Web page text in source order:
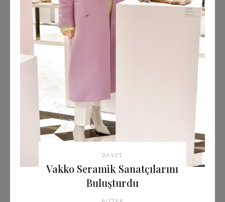
DAVET
Vakko Seramik Sanatçılarını
Buluşturdu